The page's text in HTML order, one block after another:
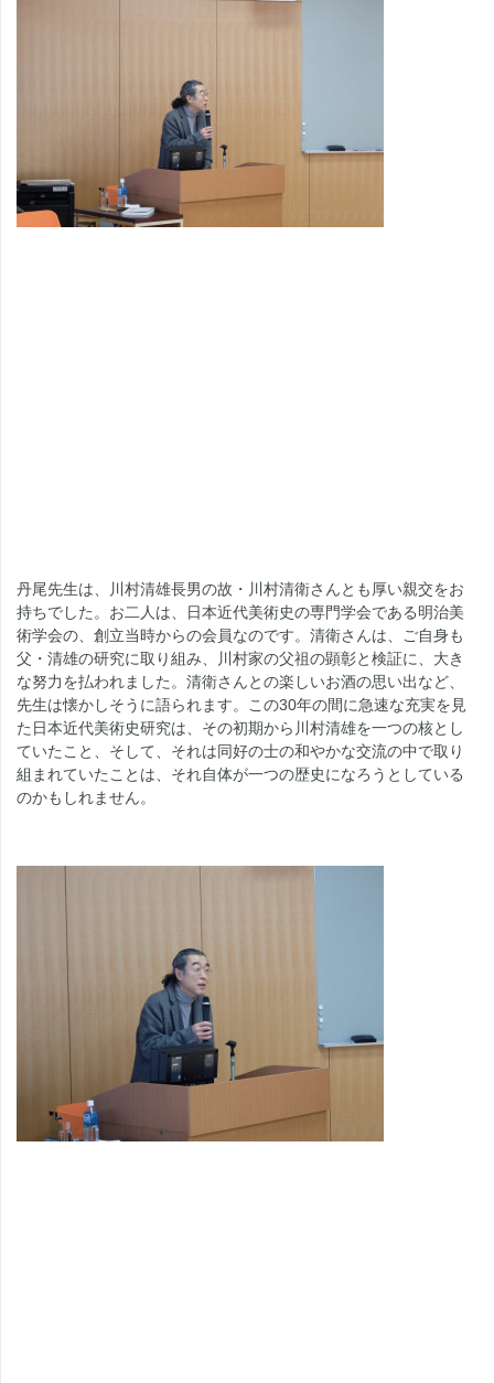
丹尾先生は、川村清雄長男の故・川村清衛さんとも厚い親交をお
持ちでした。お二人は、日本近代美術史の専門学会である明治美
術学会の、創立当時からの会員なのです。清衛さんは、ご自身も
父・清雄の研究に取り組み、川村家の父祖の顕彰と検証に、大き
な努力を払われました。清衛さんとの楽しいお酒の思い出など、
先生は懐かしそうに語られます。この30年の間に急速な充実を見
た日本近代美術史研究は、その初期から川村清雄を一つの核とし
ていたこと、そして、それは同好の士の和やかな交流の中で取り
組まれていたことは、それ自体が一つの歴史になろうとしている
のかもしれません。